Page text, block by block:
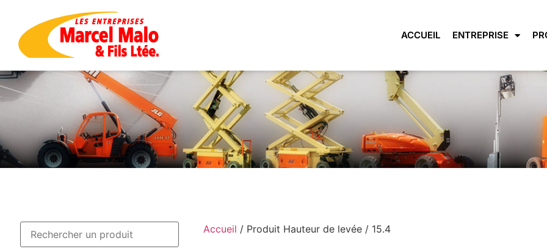
ACCUEIL ENTREPRISE
Accueil / Produit Hauteur de levée / 15.4